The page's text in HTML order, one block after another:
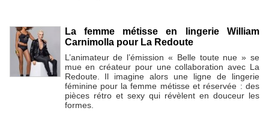
La femme métisse en lingerie William
Carnimolla pour La Redoute
L’animateur de l’émission « Belle toute nue » se
mue en créateur pour une collaboration avec La
Redoute. Il imagine alors une ligne de lingerie
féminine pour la femme métisse et réservée : des
pièces rétro et sexy qui révèlent en douceur les
formes.